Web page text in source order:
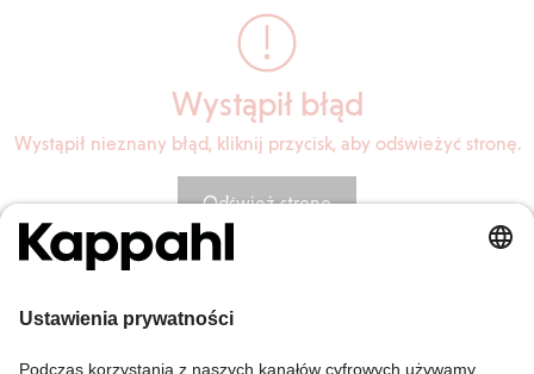
Wystąpił błąd
Wystąpił nieznany błąd, kliknij przycisk, aby odświeżyć stronę.
Odśwież stronę